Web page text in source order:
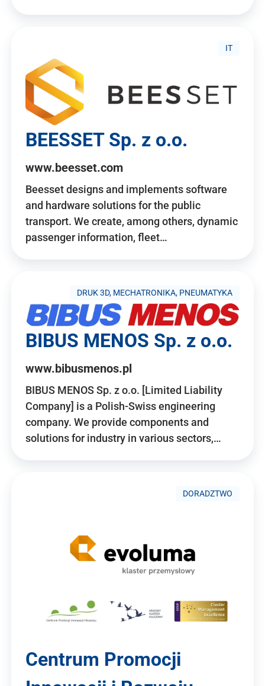
IT
BEESSET Sp. z o.o.
www.beesset.com
Beesset designs and implements software
and hardware solutions for the public
transport. We create, among others, dynamic
passenger information, fleet…
DRUK 3D, MECHATRONIKA, PNEUMATYKA
BIBUS MENOS Sp. z o.o.
www.bibusmenos.pl
BIBUS MENOS Sp. z o.o. [Limited Liability
Company] is a Polish-Swiss engineering
company. We provide components and
solutions for industry in various sectors,…
DORADZTWO
Centrum Promocji